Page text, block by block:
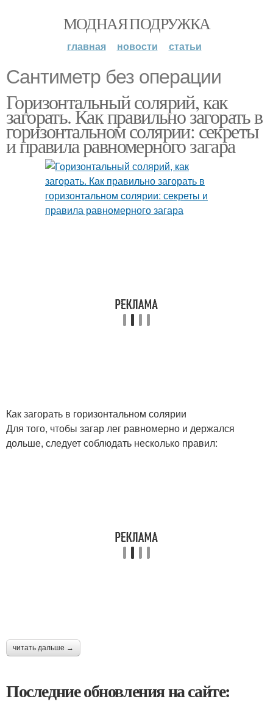
МОДНАЯ ПОДРУЖКА
главная новости статьи
Сантиметр без операции
Горизонтальный солярий, как
загорать. Как правильно загорать в
горизонтальном солярии: секреты
и правила равномерного загара
Как загорать в горизонтальном солярии
Для того, чтобы загар лег равномерно и держался
дольше, следует соблюдать несколько правил:
читать дальше →
Последние обновления на сайте: